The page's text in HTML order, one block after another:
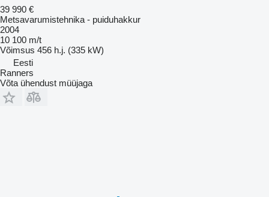
39 990 €
Metsavarumistehnika - puiduhakkur
2004
10 100 m/t
Võimsus 456 h.j. (335 kW)
Eesti
Ranners
Võta ühendust müüjaga